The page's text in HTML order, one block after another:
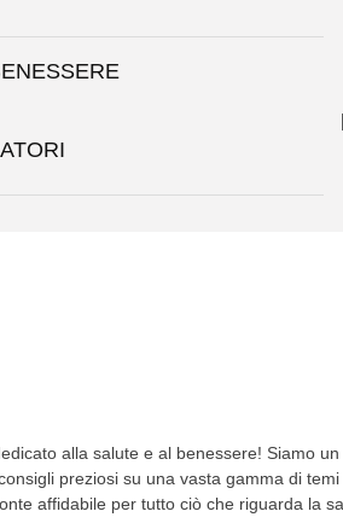
alla salute e al benessere! Siamo
preziosi su una vasta gamma di
affidabile per tutto ciò che riguarda la